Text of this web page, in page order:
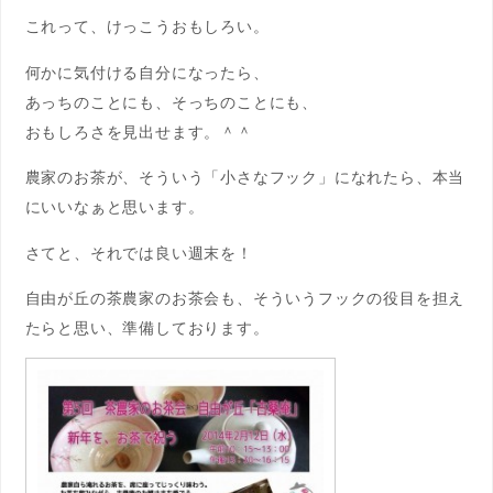
これって、けっこうおもしろい。
何かに気付ける自分になったら、
あっちのことにも、そっちのことにも、
おもしろさを見出せます。＾＾
農家のお茶が、そういう「小さなフック」になれたら、本当
にいいなぁと思います。
さてと、それでは良い週末を！
自由が丘の茶農家のお茶会も、そういうフックの役目を担え
たらと思い、準備しております。